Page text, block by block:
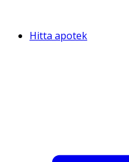
Hitta apotek